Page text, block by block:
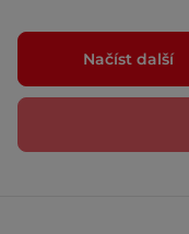
Načíst další